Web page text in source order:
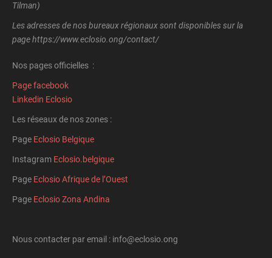
Tilman)
Les adresses de nos bureaux régionaux sont disponibles sur la
page https://www.eclosio.ong/contact/
Nos pages officielles :
Page facebook
Linkedin Eclosio
Les réseaux de nos zones :
Page Eclosio Belgique
Instagram Eclosio.belgique
Page Eclosio Afrique de l’Ouest
Page Eclosio Zona Andina
Nous contacter par email : info@eclosio.ong